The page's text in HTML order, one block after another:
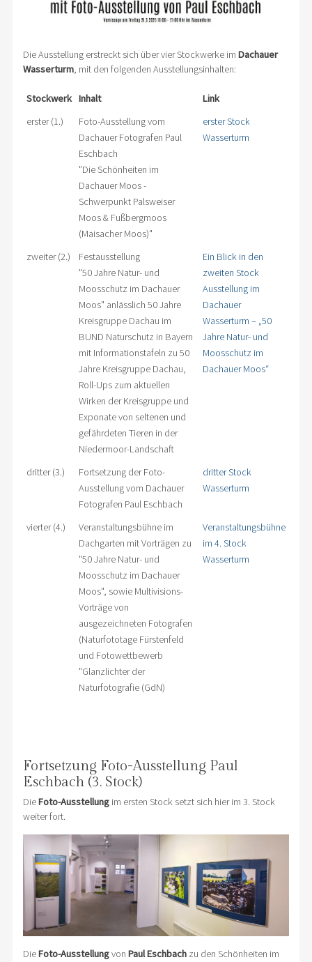
Die Ausstellung erstreckt sich über vier Stockwerke im Dachauer
Wasserturm, mit den folgenden Ausstellungsinhalten:
Stockwerk Inhalt
Link
erster (1.)
Foto-Ausstellung vom
Dachauer Fotografen Paul
Eschbach
"Die Schönheiten im
Dachauer Moos -
Schwerpunkt Palsweiser
Moos & Fußbergmoos
(Maisacher Moos)"
erster Stock
Wasserturm
zweiter (2.)
Festausstellung
"50 Jahre Natur- und
Moosschutz im Dachauer
Moos" anlässlich 50 Jahre
Kreisgruppe Dachau im
BUND Naturschutz in Bayern
mit Informationstafeln zu 50
Jahre Kreisgruppe Dachau,
Roll-Ups zum aktuellen
Wirken der Kreisgruppe und
Exponate von seltenen und
gefährdeten Tieren in der
Niedermoor-Landschaft
Ein Blick in den
zweiten Stock
Ausstellung im
Dachauer
Wasserturm – „50
Jahre Natur- und
Moosschutz im
Dachauer Moos“
dritter (3.)
Fortsetzung der Foto-
Ausstellung vom Dachauer
Fotografen Paul Eschbach
dritter Stock
Wasserturm
vierter (4.)
Veranstaltungsbühne im
Dachgarten mit Vorträgen zu
"50 Jahre Natur- und
Moosschutz im Dachauer
Moos", sowie Multivisions-
Vorträge von
ausgezeichneten Fotografen
(Naturfototage Fürstenfeld
und Fotowettbewerb
"Glanzlichter der
Naturfotografie (GdN)
Veranstaltungsbühne
im 4. Stock
Wasserturm
Fortsetzung Foto-Ausstellung Paul
Eschbach (3. Stock)
DieFoto-Ausstellungim ersten Stock setzt sich hier im 3. Stock
weiter fort.
DieFoto-Ausstellungvon Paul Eschbachzu den Schönheiten im